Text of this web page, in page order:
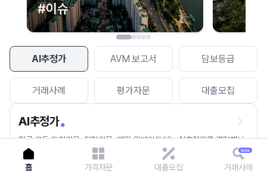
AI추정가 AVM 보고서 담보등급
거래사례 평가자문 대출모집
AI추정가
전국 모든 토지건물, 집합건물, 매월 업데이트되는 AI추정가를 경험해보
세요.
홈 가격자문 대출모집 거래사례